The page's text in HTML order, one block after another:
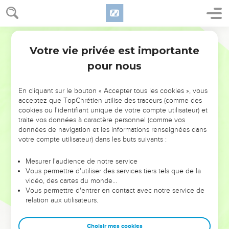
NE MANQUEZ PAS L’ÉVÉNEMENT
DE L’ANNÉE !
ET SI LEURS ERREURS POUVAIENT VOUS ÉVITER LES
VOTRES ?
leur foi ou leur vision. Mais on voit moins les doutes, les erreurs
et les saisons difficiles qu'ils ont traversés, alors même que ce
sont elles qui les ont façonnés.
Dans cette conférence, leaders, entrepreneurs, et responsables
clés pour avancer avec plus de sagesse afin que leurs erreurs
Votre vie privée est importante
pour nous
En cliquant sur le bouton « Accepter tous les cookies », vous
acceptez que TopChrétien utilise des traceurs (comme des
cookies ou l'identifiant unique de votre compte utilisateur) et
traite vos données à caractère personnel (comme vos
données de navigation et les informations renseignées dans
votre compte utilisateur) dans les buts suivants :
Mesurer l'audience de notre service
Vous permettre d'utiliser des services tiers tels que de la
vidéo, des cartes du monde…
Vous permettre d'entrer en contact avec notre service de
relation aux utilisateurs.
Choisir mes cookies